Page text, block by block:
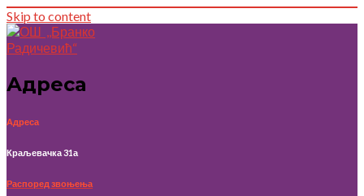
Skip to content
Адреса
Адреса
Краљевачка 31а
Распоред звоњења